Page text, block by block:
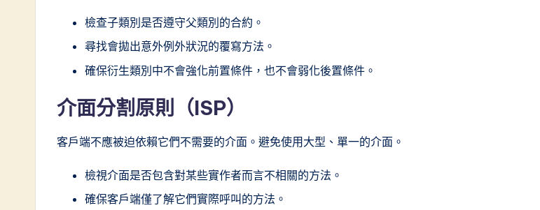
檢查子類別是否遵守父類別的合約。
尋找會拋出意外例外狀況的覆寫方法。
確保衍生類別中不會強化前置條件，也不會弱化後置條件。
介面分割原則（ISP）
客戶端不應被迫依賴它們不需要的介面。避免使用大型、單一的介面。
檢視介面是否包含對某些實作者而言不相關的方法。
確保客戶端僅了解它們實際呼叫的方法。